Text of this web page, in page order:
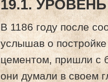
19.1.
В 1186 году после
услышав о
цементом, пришли с
они думали в своем